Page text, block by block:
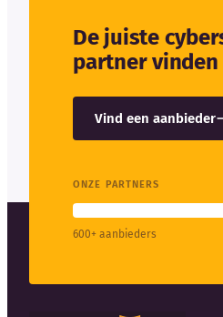
De juiste
partner
Vind een aanbieder
ONZE PARTNERS
600+ aanbieders